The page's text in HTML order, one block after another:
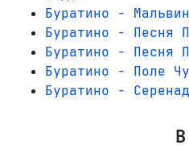
Буратино -
Буратино - Песня
Буратино - Песня
Буратино - Поле
Буратино -
В